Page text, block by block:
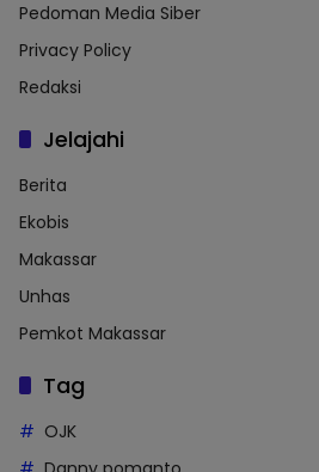
Pedoman Media Siber
Privacy Policy
Redaksi
Jelajahi
Berita
Ekobis
Makassar
Unhas
Pemkot Makassar
Tag
OJK